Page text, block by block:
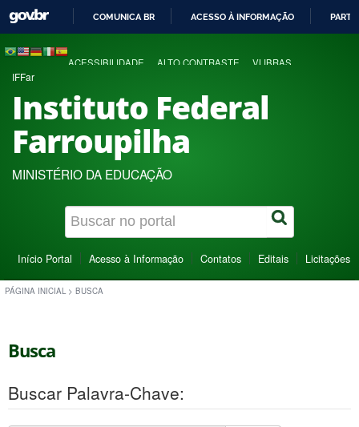
COMUNICA BR ACESSO À INFORMAÇÃO
ACESSIBILIDADE ALTO CONTRASTE VLIBRAS
IFFar
Instituto Federal
Farroupilha
MINISTÉRIO DA EDUCAÇÃO
Início Portal Acesso à Informação Contatos Editais Licitações
PÁGINA INICIAL > BUSCA
Busca
Buscar Palavra-Chave: